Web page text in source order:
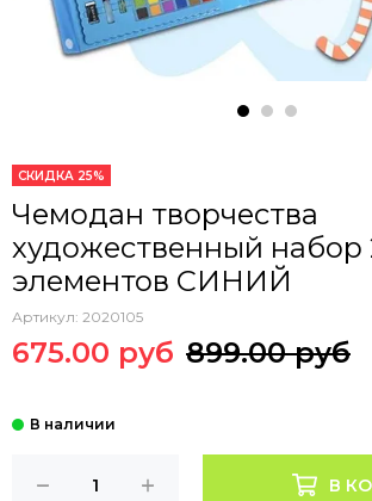
СКИДКА 25%
Чемодан творчества
художественный набор
элементов СИНИЙ
Артикул: 2020105
675.00 руб 899.00 руб
В